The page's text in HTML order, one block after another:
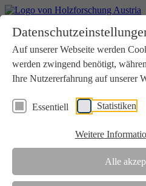
Auf unserer Webseite werden
werden zwingend benötigt,
Ihre Nutzererfahrung auf unserer
Essentiell Statistiken
Weitere
Alle
Aktuelles
Downloads
Kontakt
Login
Verein
Wir unterstützen die Interessen der
Zusammenarbeit mit Wissenschaft
Die Holzforschung Austria ist